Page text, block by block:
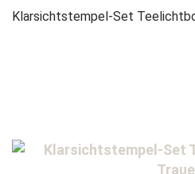
Klarsichtstempel-Set